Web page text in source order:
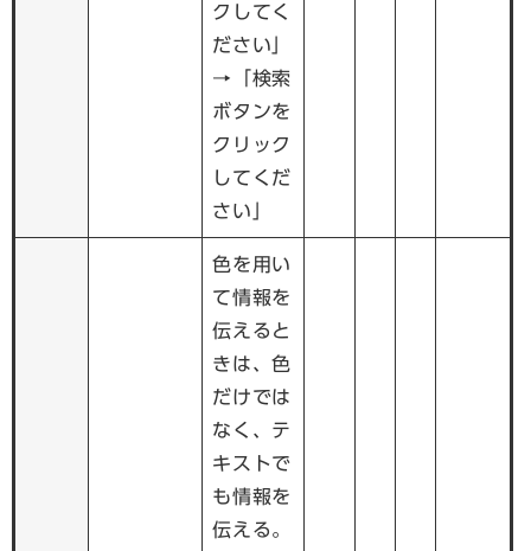
クしてく
ださい」
→「検索
ボタンを
クリック
してくだ
さい」
色を用い
て情報を
伝えると
きは、色
だけでは
なく、テ
キストで
も情報を
伝える。